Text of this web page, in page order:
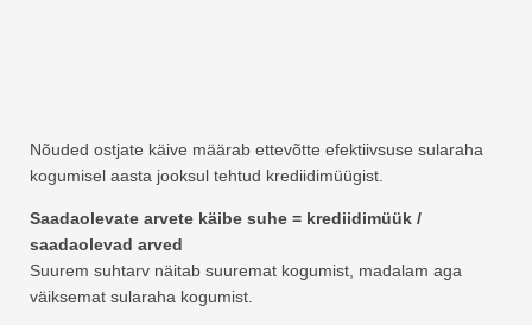
Nõuded ostjate käive määrab ettevõtte efektiivsuse sularaha
kogumisel aasta jooksul tehtud krediidimüügist.
Saadaolevate arvete käibe suhe = krediidimüük /
saadaolevad arved
Suurem suhtarv näitab suuremat kogumist, madalam aga
väiksemat sularaha kogumist.